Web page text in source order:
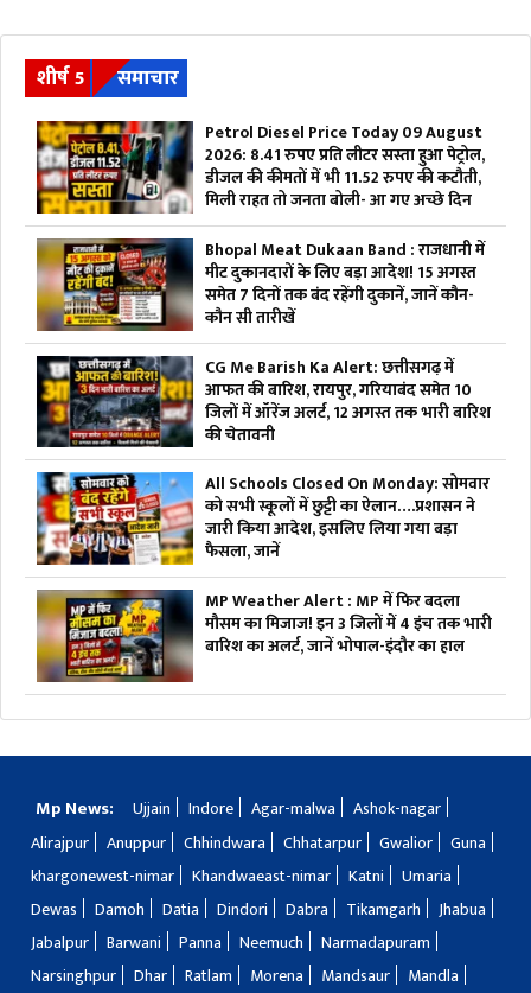
शीर्ष 5 समाचार
Petrol Diesel Price Today 09 August
2026: 8.41 रुपए प्रति लीटर सस्ता हुआ पेट्रोल,
डीजल की कीमतों में भी 11.52 रुपए की कटौती,
मिली राहत तो जनता बोली- आ गए अच्छे दिन
Bhopal Meat Dukaan Band : राजधानी में
मीट दुकानदारों के लिए बड़ा आदेश! 15 अगस्त
समेत 7 दिनों तक बंद रहेंगी दुकानें, जानें कौन-
कौन सी तारीखें
CG Me Barish Ka Alert: छत्तीसगढ़ में
आफत की बारिश, रायपुर, गरियाबंद समेत 10
जिलों में ऑरेंज अलर्ट, 12 अगस्त तक भारी बारिश
की चेतावनी
All Schools Closed On Monday: सोमवार
को सभी स्कूलों में छुट्टी का ऐलान….प्रशासन ने
जारी किया आदेश, इसलिए लिया गया बड़ा
फैसला, जानें
MP Weather Alert : MP में फिर बदला
मौसम का मिजाज! इन 3 जिलों में 4 इंच तक भारी
बारिश का अलर्ट, जानें भोपाल-इंदौर का हाल
Mp News: Ujjain Indore Agar-malwa
Ashok-nagar
Alirajpur
Anuppur Chhindwara Chhatarpur Gwalior
Guna
khargonewest-nimar
Khandwaeast-nimar Katni
Umaria
Dewas
Damoh Datia Dindori Dabra Tikamgarh
Jhabua
Jabalpur
Barwani Panna Neemuch
Narmadapuram
Narsinghpur
Dhar Ratlam Morena Mandsaur
Mandla